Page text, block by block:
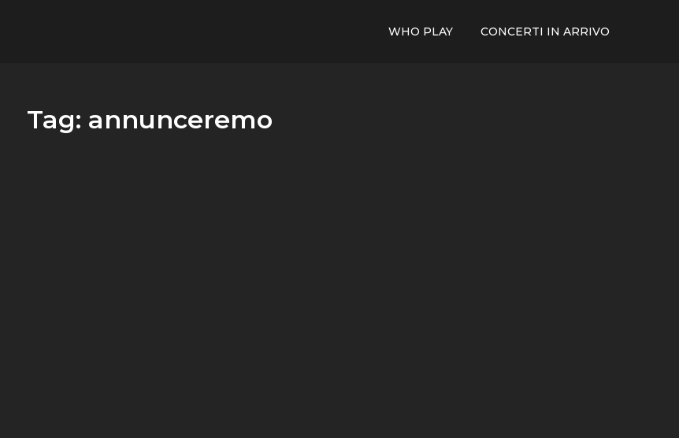
WHO PLAY CONCERTI IN ARRIVO
Tag: annunceremo